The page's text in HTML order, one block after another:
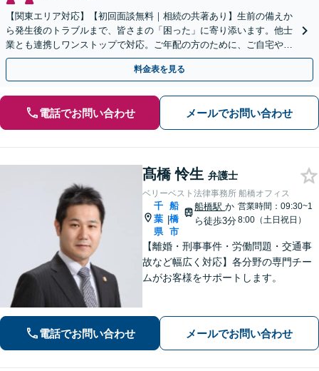
【関東エリア対応】【初回面談無料｜相続の共著あり】生前の備えか
ら発生後のトラブルまで、皆さまの「困った」に寄り添います。他士
業とも連携しワンストップで対応。ご年配の方のために、ご自宅やご
近所への出張相談も実施【秘密厳守｜休日・夜間相談可】
料金表を見る
電話でお問い合わせ メールでお問い合わせ
髙橋 怜生 弁護士
ベリーベスト法律事務所 船橋オフィス
千
葉
県
|
船
橋
市
船橋駅か
ら徒歩3分
営業時間：09:30~1
8:00（土日祝日）
【離婚・刑事事件・労働問題・交通事
故など幅広く対応】各分野の専門チー
ムがお客様をサポートします。
電話でお問い合わせ メールでお問い合わせ